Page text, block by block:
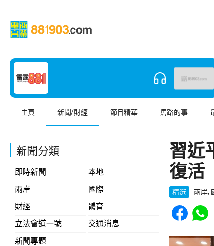
主頁 新聞/財經 節目精華 馬路的事
新聞分類
即時新聞
本地
兩岸
國際
財經
體育
立法會道一號
交通消息
新聞專題
習近
復活
精選 兩岸,
Share toShare